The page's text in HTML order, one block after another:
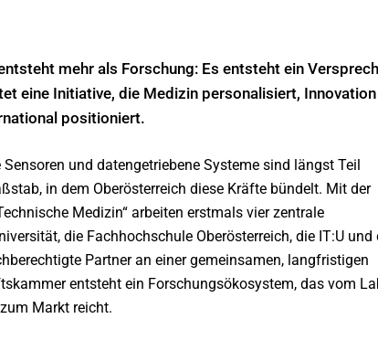
mehr als Forschung: Es entsteht ein
eine Initiative, die Medizin personalisiert, Innovation
positioniert.
und datengetriebene Systeme sind längst Teil
in dem Oberösterreich diese Kräfte bündelt. Mit der
Medizin“ arbeiten erstmals vier zentrale
die Fachhochschule Oberösterreich, die IT:U und
Partner an einer gemeinsamen, langfristigen
entsteht ein Forschungsökosystem, das vom
Markt reicht.